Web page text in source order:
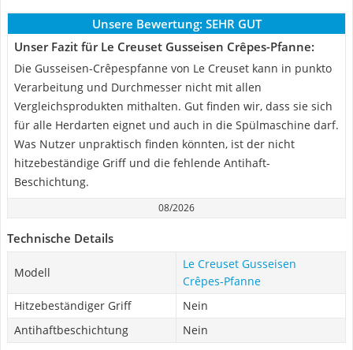
Unsere Bewertung: SEHR GUT
Unser Fazit für Le Creuset Gusseisen Crêpes-Pfanne:
Die Gusseisen-Crêpespfanne von Le Creuset kann in punkto
Verarbeitung und Durchmesser nicht mit allen
Vergleichsprodukten mithalten. Gut finden wir, dass sie sich
für alle Herdarten eignet und auch in die Spülmaschine darf.
Was Nutzer unpraktisch finden könnten, ist der nicht
hitzebeständige Griff und die fehlende Antihaft-
Beschichtung.
08/2026
Technische Details
Modell
Le Creuset Gusseisen
Crêpes-Pfanne
Hitzebeständiger Griff
Nein
Antihaftbeschichtung
Nein